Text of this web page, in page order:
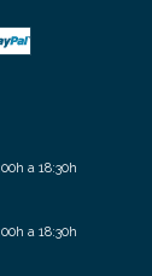
a 18:30h
a 18:30h